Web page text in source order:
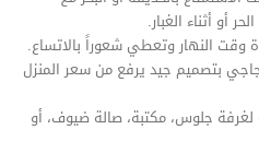
أو أثناء الغبار.
وقت النهار وتعطي شعوراً بالاتساع.
بتصميم جيد يرفع من سعر المنزل
جلوس، مكتبة، صالة ضيوف، أو